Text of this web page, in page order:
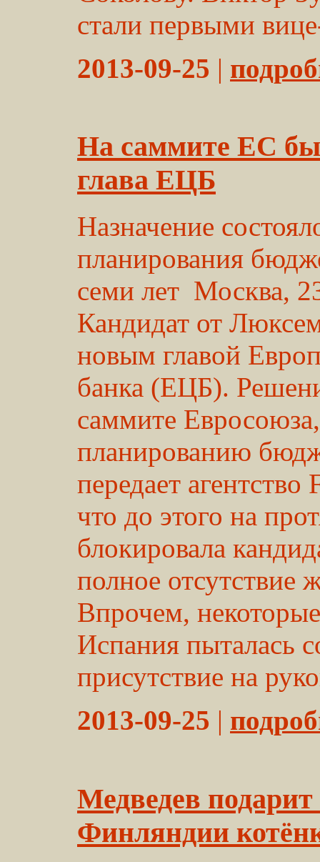
стали первыми
2013-09-25 |
На саммите ЕС
глава ЕЦБ
Назначение
планирования
семи лет Москва,
Кандидат от
новым главой
банка (ЕЦБ).
саммите
планированию
передает агентство
что до этого на
блокировала
полное отсутствие
Впрочем,
Испания пыталась
присутствие на
2013-09-25 |
Медведев подарит
Финляндии